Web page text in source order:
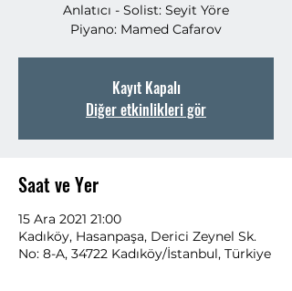
Anlatıcı - Solist: Seyit Yöre
Piyano: Mamed Cafarov
Kayıt Kapalı
Diğer etkinlikleri gör
Saat ve Yer
15 Ara 2021 21:00
Kadıköy, Hasanpaşa, Derici Zeynel Sk.
No: 8-A, 34722 Kadıköy/İstanbul, Türkiye